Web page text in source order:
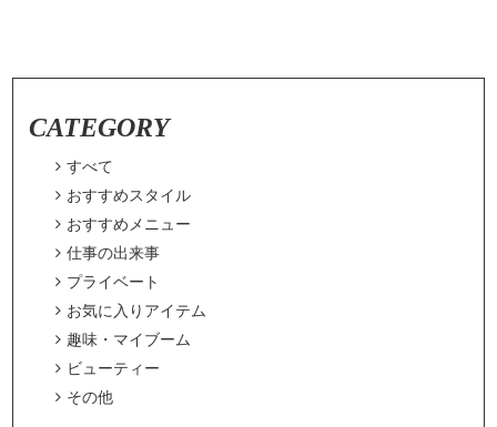
CATEGORY
 すべて
 おすすめスタイル
 おすすめメニュー
 仕事の出来事
 プライベート
 お気に入りアイテム
 趣味・マイブーム
 ビューティー
 その他